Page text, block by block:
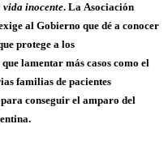
vida inocente. La Asociación
al Gobierno que dé a conocer
protege a los
lamentar más casos como el
familias de pacientes
conseguir el amparo del